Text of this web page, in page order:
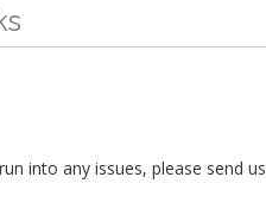
into any issues, please send us